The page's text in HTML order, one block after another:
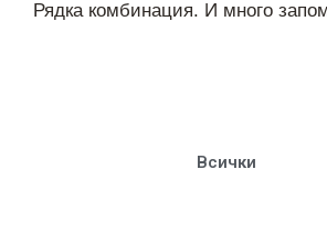
Рядка комбинация. И много
Всички